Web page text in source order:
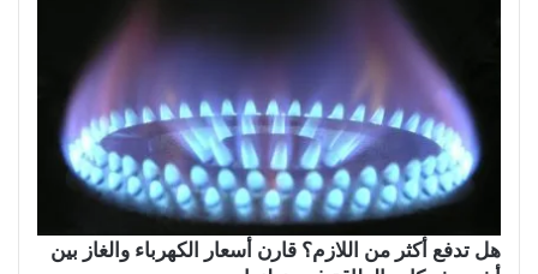
هل تدفع أكثر من اللازم؟ قارن أسعار الكهرباء والغاز بين